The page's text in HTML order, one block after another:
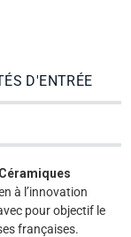
D'ENTRÉE
à l’innovation
pour objectif le
françaises.